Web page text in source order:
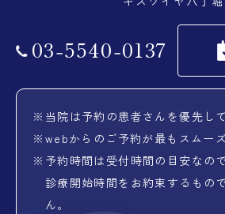
03-5540-0137
※ 当院は予約の患者さんを優先し
※ webからのご予約が最もスムーズ
※ 予約時間は受付時間の目安なので
診療開始時間をお約束するもの
ん。